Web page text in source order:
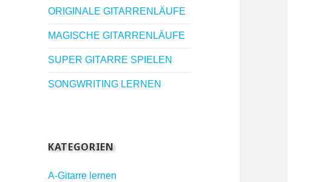
ORIGINALE GITARRENLÄUFE
MAGISCHE GITARRENLÄUFE
SUPER GITARRE SPIELEN
SONGWRITING LERNEN
KATEGORIEN
A-Gitarre lernen